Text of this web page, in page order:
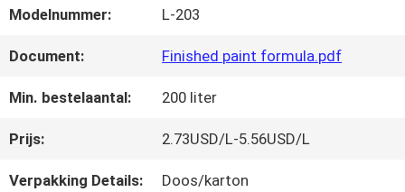
KWALITEITSCONTROLE
CONTACTEER
Modelnummer: L-203
Document: Finished paint formula.pdf
Min. bestelaantal: 200 liter
Prijs: 2.73USD/L-5.56USD/L
Verpakking Details: Doos/karton